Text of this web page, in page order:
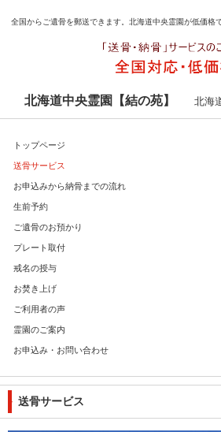
全国からご遺骨を郵送できます。北海道中央霊園が低価格
北海道中央霊園【結の苑】 北海
トップページ
送骨サービス
お申込みから納骨までの流れ
生前予約
ご遺骨のお預かり
プレート取付
戒名の授与
お焚き上げ
ご利用者の声
霊園のご案内
お申込み・お問い合わせ
送骨サービス